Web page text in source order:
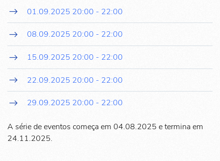
01.09.2025 20:00 - 22:00
08.09.2025 20:00 - 22:00
15.09.2025 20:00 - 22:00
22.09.2025 20:00 - 22:00
29.09.2025 20:00 - 22:00
A série de eventos começa em 04.08.2025 e termina em
24.11.2025.